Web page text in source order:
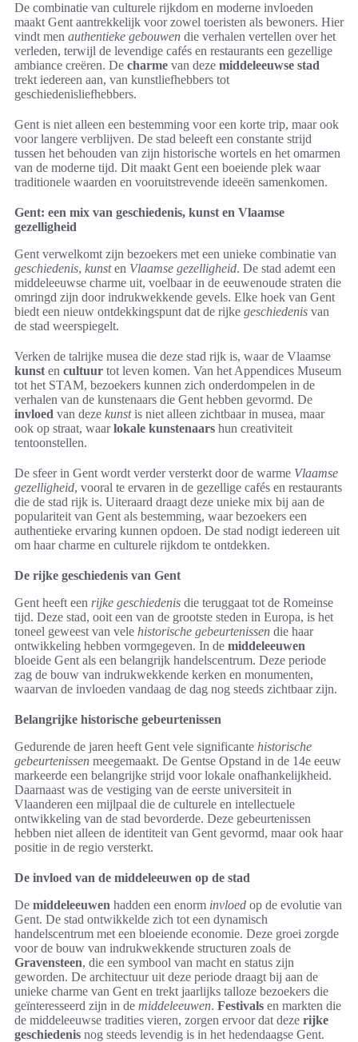
De combinatie van culturele rijkdom en moderne invloeden
maakt Gent aantrekkelijk voor zowel toeristen als bewoners. Hier
vindt men authentieke gebouwen die verhalen vertellen over het
verleden, terwijl de levendige cafés en restaurants een gezellige
ambiance creëren. De charme van deze middeleeuwse stad
trekt iedereen aan, van kunstliefhebbers tot
geschiedenisliefhebbers.
Gent is niet alleen een bestemming voor een korte trip, maar ook
voor langere verblijven. De stad beleeft een constante strijd
tussen het behouden van zijn historische wortels en het omarmen
van de moderne tijd. Dit maakt Gent een boeiende plek waar
traditionele waarden en vooruitstrevende ideeën samenkomen.
Gent: een mix van geschiedenis, kunst en Vlaamse
gezelligheid
Gent verwelkomt zijn bezoekers met een unieke combinatie van
geschiedenis, kunsten Vlaamse gezelligheid. De stad ademt een
middeleeuwse charme uit, voelbaar in de eeuwenoude straten die
omringd zijn door indrukwekkende gevels. Elke hoek van Gent
biedt een nieuw ontdekkingspunt dat de rijke geschiedenis van
de stad weerspiegelt.
Verken de talrijke musea die deze stad rijk is, waar de Vlaamse
kunst en cultuur tot leven komen. Van het Appendices Museum
tot het STAM, bezoekers kunnen zich onderdompelen in de
verhalen van de kunstenaars die Gent hebben gevormd. De
invloed van deze kunstis niet alleen zichtbaar in musea, maar
ook op straat, waarlokale kunstenaars hun creativiteit
tentoonstellen.
De sfeer in Gent wordt verder versterkt door de warme Vlaamse
gezelligheid, vooral te ervaren in de gezellige cafés en restaurants
die de stad rijk is. Uiteraard draagt deze unieke mix bij aan de
populariteit van Gent als bestemming, waar bezoekers een
authentieke ervaring kunnen opdoen. De stad nodigt iedereen uit
om haar charme en culturele rijkdom te ontdekken.
De rijke geschiedenis van Gent
Gent heeft een rijke geschiedenis die teruggaat tot de Romeinse
tijd. Deze stad, ooit een van de grootste steden in Europa, is het
toneel geweest van vele historische gebeurtenissen die haar
ontwikkeling hebben vormgegeven. In de middeleeuwen
bloeide Gent als een belangrijk handelscentrum. Deze periode
zag de bouw van indrukwekkende kerken en monumenten,
waarvan de invloeden vandaag de dag nog steeds zichtbaar zijn.
Belangrijke historische gebeurtenissen
Gedurende de jaren heeft Gent vele significante historische
gebeurtenissen meegemaakt. De Gentse Opstand in de 14e eeuw
markeerde een belangrijke strijd voor lokale onafhankelijkheid.
Daarnaast was de vestiging van de eerste universiteit in
Vlaanderen een mijlpaal die de culturele en intellectuele
ontwikkeling van de stad bevorderde. Deze gebeurtenissen
hebben niet alleen de identiteit van Gent gevormd, maar ook haar
positie in de regio versterkt.
De invloed van de middeleeuwen op de stad
De middeleeuwen hadden een enorm invloed op de evolutie van
Gent. De stad ontwikkelde zich tot een dynamisch
handelscentrum met een bloeiende economie. Deze groei zorgde
voor de bouw van indrukwekkende structuren zoals de
Gravensteen, die een symbool van macht en status zijn
geworden. De architectuur uit deze periode draagt bij aan de
unieke charme van Gent en trekt jaarlijks talloze bezoekers die
geïnteresseerd zijn in de middeleeuwen. Festivals en markten die
de middeleeuwse tradities vieren, zorgen ervoor dat deze rijke
geschiedenis nog steeds levendig is in het hedendaagse Gent.